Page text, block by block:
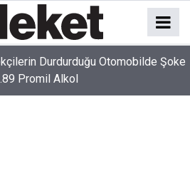
Konya hattı bölünmüş yol oluyor